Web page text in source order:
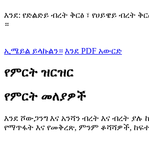
እንደ: የድልድይ ብረት ቅርፅ ፣ የሀይዌይ ብረት
።
ኢሜይል ይላኩልን። እንደ PDF አውርድ
የምርት ዝርዝር
የምርት መለያዎች
እንደ ሾውጋንግ እና አንሻን ብረት እና ብረት
የማጥፋት እና የመቅረጽ, ምንም ቆሻሻዎች,